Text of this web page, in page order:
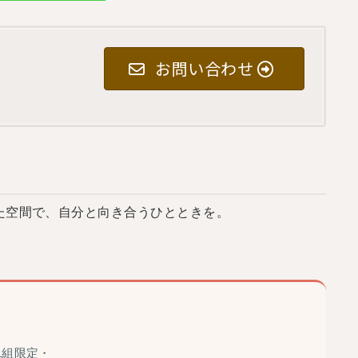
お問い合わせ
空間で、自分と向き合うひとときを。
限定・